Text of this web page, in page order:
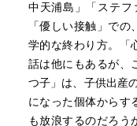
中天浦島」「ステフ
「優しい接触」で
学的な終わり方。「
話は他にもあるが、
つ子」は、子供出産
になった個体からす
も放浪するのだろう